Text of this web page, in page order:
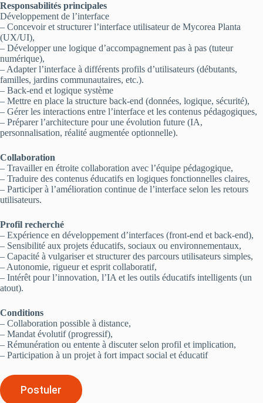
Responsabilités principales
Développement de l’interface
– Concevoir et structurer l’interface utilisateur de Mycorea Planta
(UX/UI),
– Développer une logique d’accompagnement pas à pas (tuteur
numérique),
– Adapter l’interface à différents profils d’utilisateurs (débutants,
familles, jardins communautaires, etc.).
– Back-end et logique système
– Mettre en place la structure back-end (données, logique, sécurité),
– Gérer les interactions entre l’interface et les contenus pédagogiques,
– Préparer l’architecture pour une évolution future (IA,
personnalisation, réalité augmentée optionnelle).
Collaboration
– Travailler en étroite collaboration avec l’équipe pédagogique,
– Traduire des contenus éducatifs en logiques fonctionnelles claires,
– Participer à l’amélioration continue de l’interface selon les retours
utilisateurs.
Profil recherché
– Expérience en développement d’interfaces (front-end et back-end),
– Sensibilité aux projets éducatifs, sociaux ou environnementaux,
– Capacité à vulgariser et structurer des parcours utilisateurs simples,
– Autonomie, rigueur et esprit collaboratif,
– Intérêt pour l’innovation, l’IA et les outils éducatifs intelligents (un
atout).
Conditions
– Collaboration possible à distance,
– Mandat évolutif (progressif),
– Rémunération ou entente à discuter selon profil et implication,
– Participation à un projet à fort impact social et éducatif